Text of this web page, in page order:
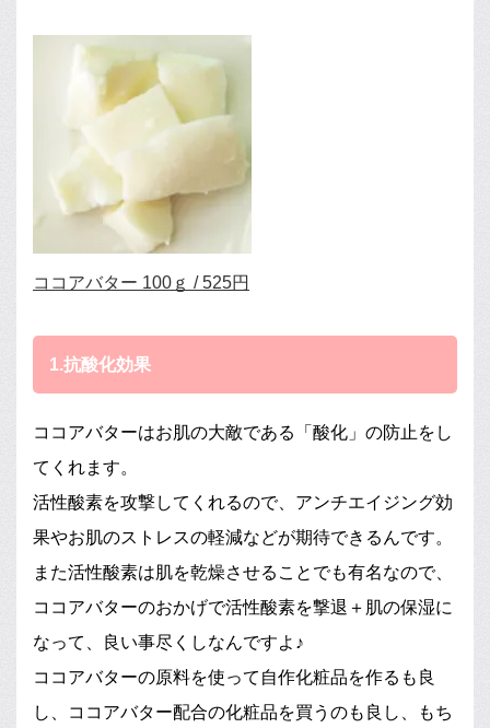
ココアバター 100ｇ / 525円
1.抗酸化効果
ココアバターはお肌の大敵である「酸化」の防止をし
てくれます。
活性酸素を攻撃してくれるので、アンチエイジング効
果やお肌のストレスの軽減などが期待できるんです。
また活性酸素は肌を乾燥させることでも有名なので、
ココアバターのおかげで活性酸素を撃退＋肌の保湿に
なって、良い事尽くしなんですよ♪
ココアバターの原料を使って自作化粧品を作るも良
し、ココアバター配合の化粧品を買うのも良し、もち